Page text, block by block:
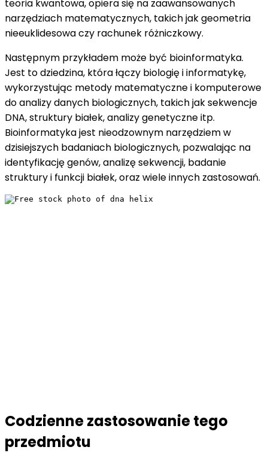
teoria kwantowa, opiera się na zaawansowanych
narzędziach matematycznych, takich jak geometria
nieeuklidesowa czy rachunek różniczkowy.
Następnym przykładem może być bioinformatyka.
Jest to dziedzina, która łączy biologię i informatykę,
wykorzystując metody matematyczne i komputerowe
do analizy danych biologicznych, takich jak sekwencje
DNA, struktury białek, analizy genetyczne itp.
Bioinformatyka jest nieodzownym narzędziem w
dzisiejszych badaniach biologicznych, pozwalając na
identyfikację genów, analizę sekwencji, badanie
struktury i funkcji białek, oraz wiele innych zastosowań.
Codzienne zastosowanie tego
przedmiotu